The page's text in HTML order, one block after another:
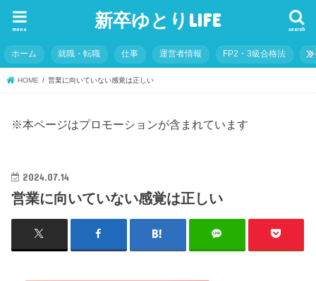
新卒ゆとりLIFE search
menu
ホーム 就職・転職 仕事 運営者情報 FP2・3級合格法
HOME 営業に向いていない感覚は正しい
※本ページはプロモーションが含まれています
2024.07.14
営業に向いていない感覚は正しい